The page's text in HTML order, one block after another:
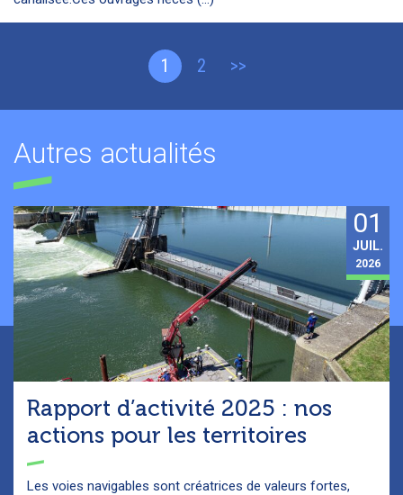
1 2 >>
Autres actualités
Rapport d’activité 2025 : nos
actions pour les territoires
Les voies navigables sont créatrices de valeurs fortes,
01
JUIL.
2026